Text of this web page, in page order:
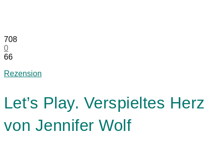
708
0
66
Rezension
Let’s Play. Verspieltes Herz
von Jennifer Wolf